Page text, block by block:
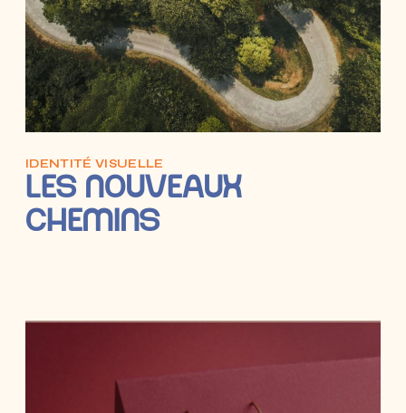
IDENTITÉ VISUELLE
LES NOUVEAUX
CHEMINS